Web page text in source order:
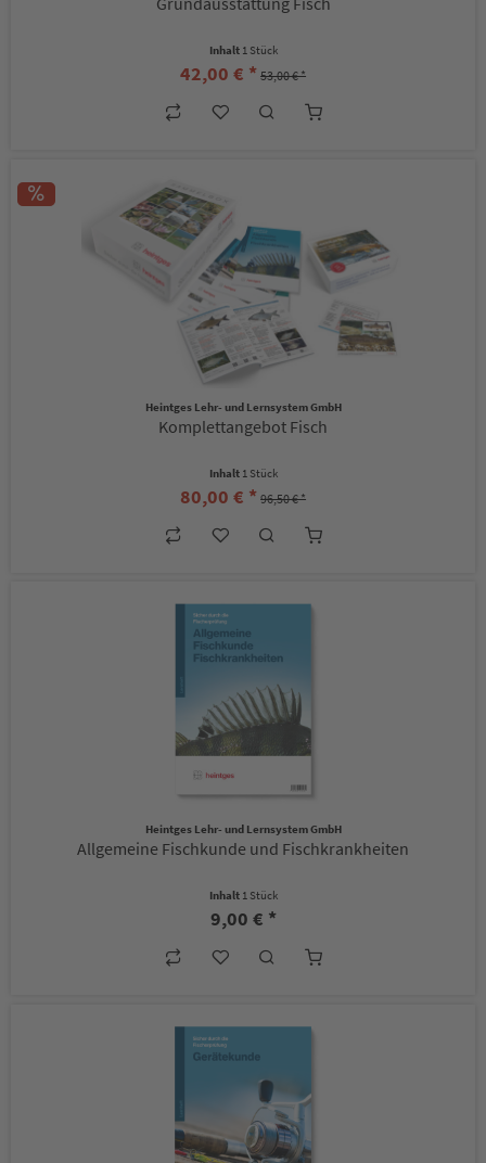
Inhalt 1 Stück
42,00 € * 53,00 € *
Heintges Lehr- und Lernsystem GmbH
Komplettangebot Fisch
Inhalt 1 Stück
80,00 € * 96,50 € *
Heintges Lehr- und Lernsystem GmbH
Allgemeine Fischkunde und Fischkrankheiten
Inhalt 1 Stück
9,00 € *